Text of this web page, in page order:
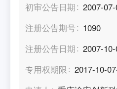
初审公告日期
2007-
注册公告期号
1090
注册公告日期
2007-
专用权期限
2017-10-